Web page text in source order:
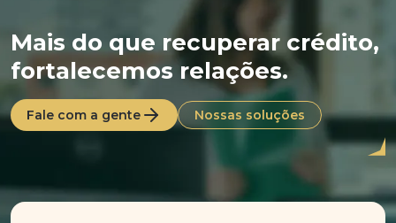
Mais do que recuperar crédito,
fortalecemos relações.
Fale com a gente Nossas soluções